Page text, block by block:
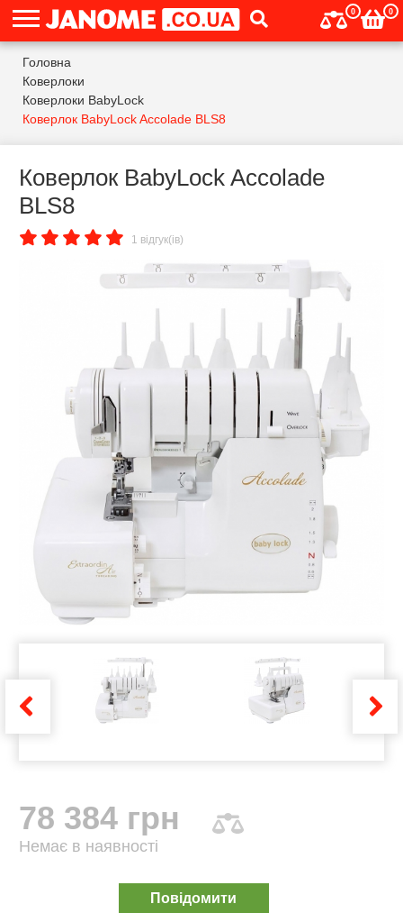
0 0
Головна
Коверлоки
Коверлоки BabyLock
Коверлок BabyLock Accolade BLS8
Коверлок BabyLock Accolade
BLS8
1 відгук(ів)
78 384 грн
Немає в наявності
Повідомити